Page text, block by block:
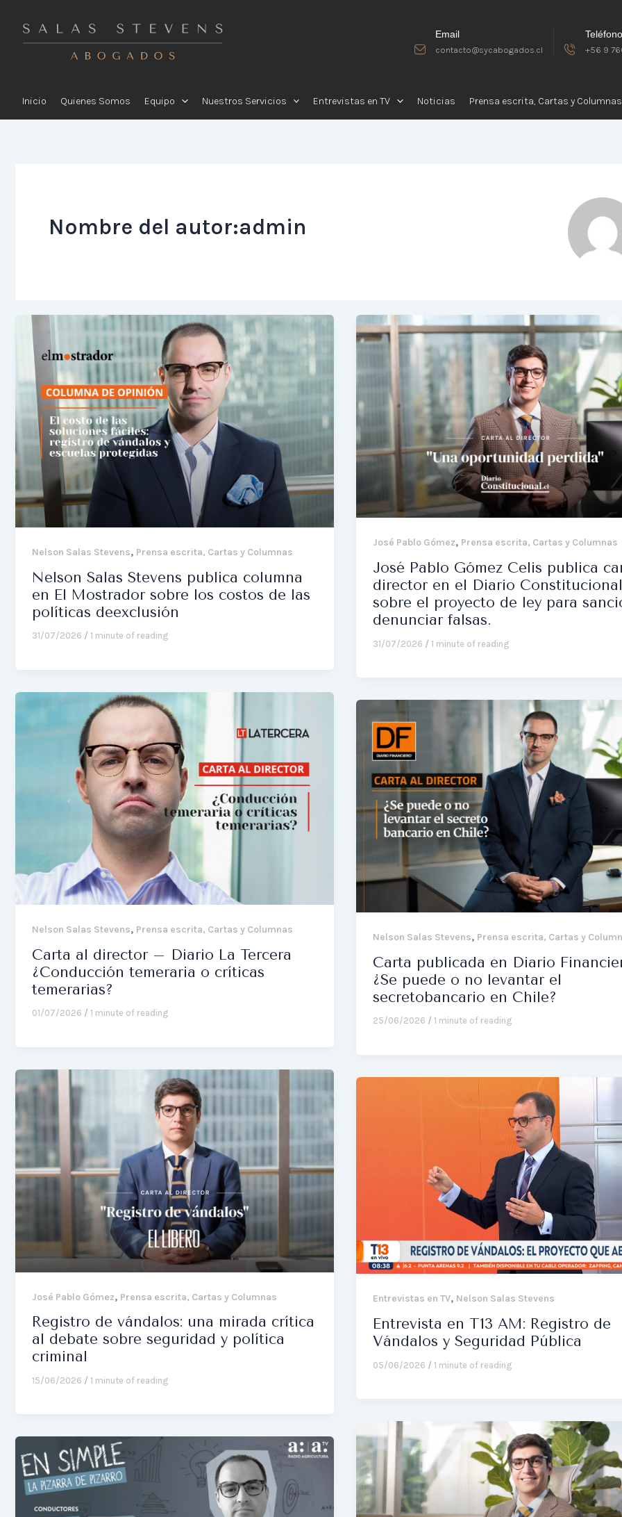
contenido
Email
contacto@sycabogados.cl
Teléfono
+56 9
Inicio Quienes Somos Equipo Nuestros Servicios Entrevistas en TV Noticias Prensa escrita, Cartas y Columnas
Nombre del autor:admin
Nelson Salas Stevens, Prensa escrita, Cartas y Columnas
Nelson Salas Stevens publica columna
en El Mostrador sobre los costos de las
políticas deexclusión
31/07/2026 / 1 minute of reading
José Pablo Gómez, Prensa escrita, Cartas y Columnas
José Pablo Gómez Celis publica
director en el Diario Constitucional
sobre el proyecto de ley para
denunciar falsas.
31/07/2026 / 1 minute of reading
Nelson Salas Stevens, Prensa escrita, Cartas y Columnas
Carta al director – Diario La Tercera
¿Conducción temeraria o críticas
temerarias?
01/07/2026 / 1 minute of reading
Nelson Salas Stevens, Prensa escrita, Cartas y
Carta publicada en Diario
¿Se puede o no levantar el
secretobancario en Chile?
25/06/2026 / 1 minute of reading
José Pablo Gómez, Prensa escrita, Cartas y Columnas
Registro de vándalos: una mirada crítica
al debate sobre seguridad y política
criminal
15/06/2026 / 1 minute of reading
Entrevistas en TV, Nelson Salas Stevens
Entrevista en T13 AM: Registro de
Vándalos y Seguridad Pública
05/06/2026 / 1 minute of reading